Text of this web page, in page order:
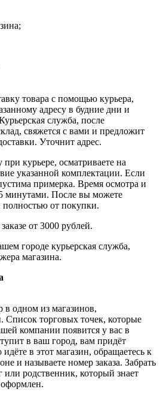
товара с помощью курьера,
адресу в будние дни и
служба, после
свяжется с вами и предложит
Уточнит адрес.
курьере, осматриваете на
указанной комплектации. Если
примерка. Время осмотра и
минутами. После вы можете
полностью от покупки.
от 3000 рублей.
городе курьерская служба,
магазина.
в одном из магазинов,
торговых точек, которые
компании появится у вас в
в ваш город, вам придёт
в этот магазин, обращаетесь к
и называете номер заказа. Забрать
родственник, который знает